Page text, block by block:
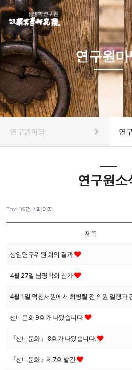
연구원
연구원마당 연
연구원소
Total 39건 2 페이지
제목
상임연구위원 회의 결과
4월 27일 남명학회 참가
4월 1일 덕천서원에서 최병렬 전 의원 일행과
선비문화 9호가 나왔습니다.
『선비문화』 8호가 나왔습니다.
『선비문화』제7호 발간